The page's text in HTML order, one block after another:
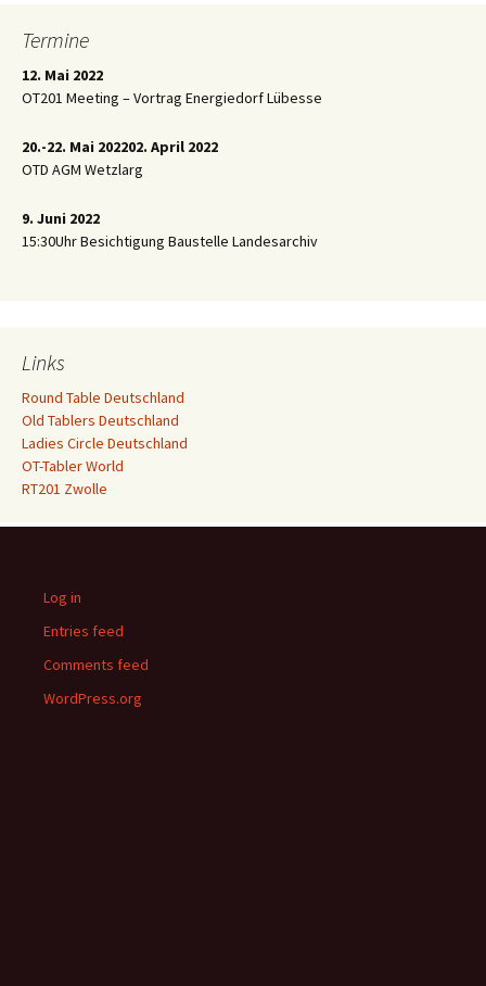
Termine
12. Mai 2022
OT201 Meeting – Vortrag Energiedorf Lübesse
20.-22. Mai 202202. April 2022
OTD AGM Wetzlarg
9. Juni 2022
15:30Uhr Besichtigung Baustelle Landesarchiv
Links
Round Table Deutschland
Old Tablers Deutschland
Ladies Circle Deutschland
OT-Tabler World
RT201 Zwolle
Log in
Entries feed
Comments feed
WordPress.org